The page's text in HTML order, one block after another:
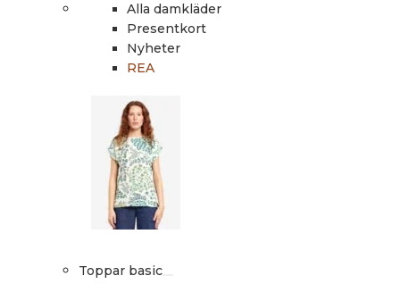
Alla damkläder
Presentkort
Nyheter
REA
Toppar basic